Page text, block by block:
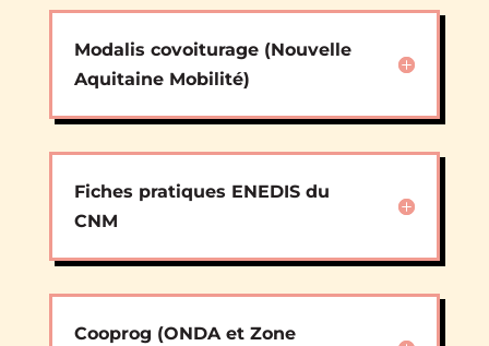
Modalis covoiturage (Nouvelle
Aquitaine Mobilité)
Fiches pratiques ENEDIS du
CNM
Cooprog (ONDA et Zone